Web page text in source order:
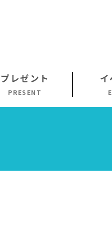
プレゼント
PRESENT
イ